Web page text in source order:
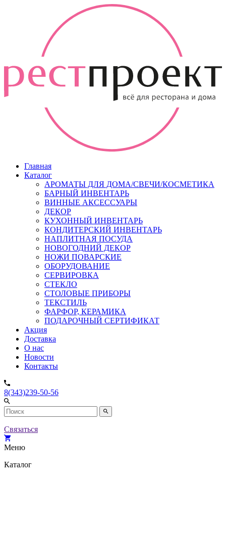
Главная
Каталог
АРОМАТЫ ДЛЯ ДОМА/СВЕЧИ/КОСМЕТИКА
БАРНЫЙ ИНВЕНТАРЬ
ВИННЫЕ АКСЕССУАРЫ
ДЕКОР
КУХОННЫЙ ИНВЕНТАРЬ
КОНДИТЕРСКИЙ ИНВЕНТАРЬ
НАПЛИТНАЯ ПОСУДА
НОВОГОДНИЙ ДЕКОР
НОЖИ ПОВАРСКИЕ
ОБОРУДОВАНИЕ
СЕРВИРОВКА
СТЕКЛО
СТОЛОВЫЕ ПРИБОРЫ
ТЕКСТИЛЬ
ФАРФОР, КЕРАМИКА
ПОДАРОЧНЫЙ СЕРТИФИКАТ
Акция
Доставка
О нас
Новости
Контакты
8(343)239-50-56
Связаться
Меню
Каталог